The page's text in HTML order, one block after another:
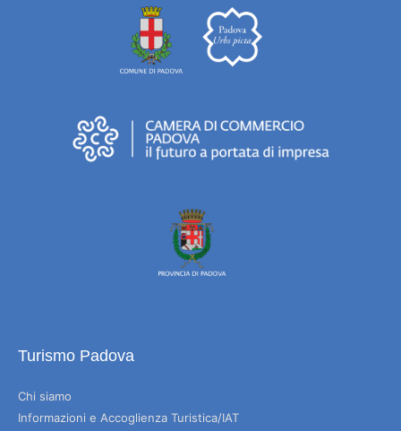
Turismo Padova
Chi siamo
Informazioni e Accoglienza Turistica/IAT